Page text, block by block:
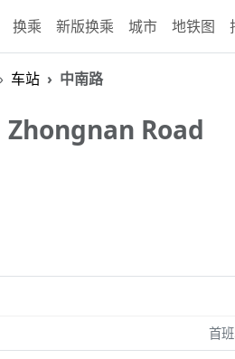
换乘 新版换乘 城市 地铁图
车站 中南路
Zhongnan Road
首